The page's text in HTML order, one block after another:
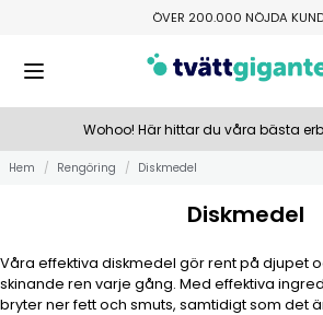
ÖVER 200.000 NÖJDA
FRI HEMLEVERANS ÖVER 800
TILLVERKAS I SMÅLAND
BETALA ENKELT MED SWISH ELLER
Wohoo! Här hittar du våra bästa
Hem Rengöring Diskmedel
Diskmedel
Våra effektiva diskmedel gör rent på djupet
skinande ren varje gång. Med effektiva
bryter ner fett och smuts, samtidigt som det